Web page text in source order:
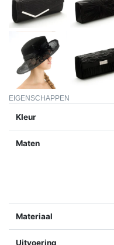
EIGENSCHAPPEN
Kleur
Maten
Materiaal
Uitvoering